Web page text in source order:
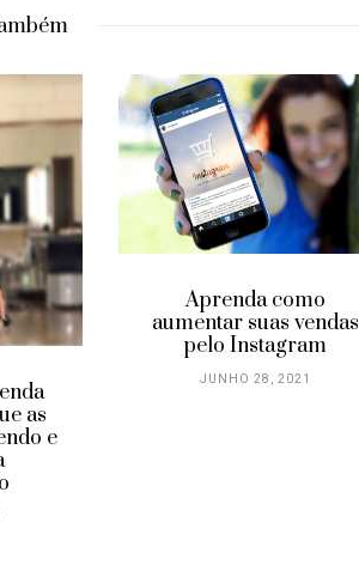
as
e
Aprenda como
aumentar suas vendas
pelo Instagram
JUNHO 28, 2021